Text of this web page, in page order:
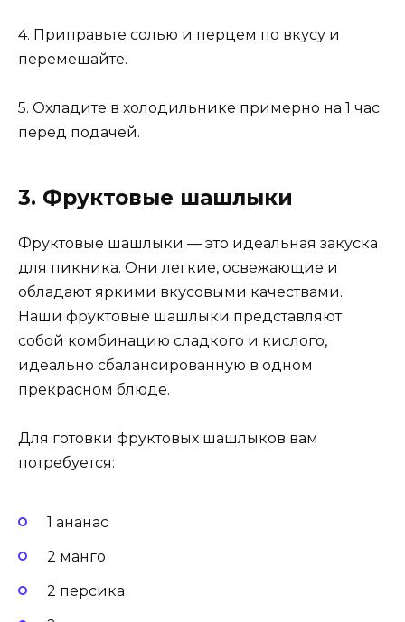
4. Приправьте солью и перцем по вкусу и
перемешайте.
5. Охладите в холодильнике примерно на 1 час
перед подачей.
3. Фруктовые шашлыки
Фруктовые шашлыки — это идеальная закуска
для пикника. Они легкие, освежающие и
обладают яркими вкусовыми качествами.
Наши фруктовые шашлыки представляют
собой комбинацию сладкого и кислого,
идеально сбалансированную в одном
прекрасном блюде.
Для готовки фруктовых шашлыков вам
потребуется:
1 ананас
2 манго
2 персика